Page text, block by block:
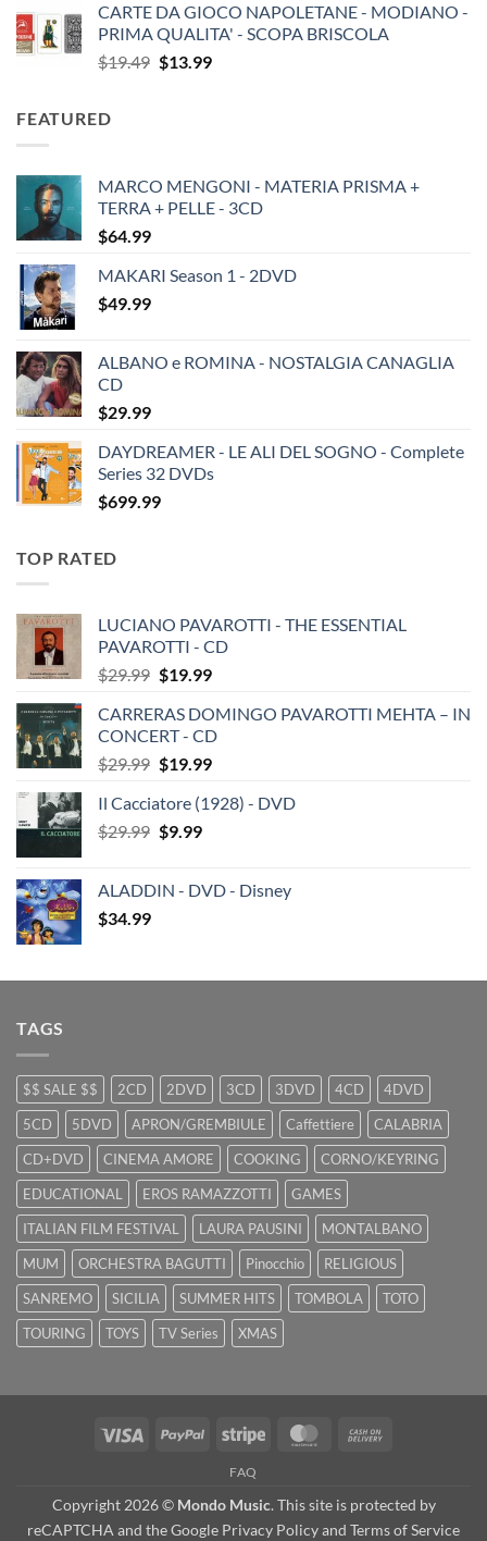
CARTE DA GIOCO NAPOLETANE - MODIANO -
PRIMA QUALITA' - SCOPA BRISCOLA
$19.49 Original
$13.99Current
FEATURED
MARCO MENGONI - MATERIA PRISMA +
TERRA + PELLE - 3CD
$64.99
MAKARI Season 1 - 2DVD
$49.99
ALBANO e ROMINA - NOSTALGIA CANAGLIA
CD
$29.99
DAYDREAMER - LE ALI DEL SOGNO - Complete
Series 32 DVDs
$699.99
TOP RATED
LUCIANO PAVAROTTI - THE ESSENTIAL
PAVAROTTI - CD
$29.99 Original
was:
$29.99.
$19.99Current
is:
$19.99.
CARRERAS DOMINGO PAVAROTTI MEHTA – IN
CONCERT - CD
$29.99 Original
was:
$29.99.
$19.99Current
is:
Il Cacciatore (1928) - DVD
$29.99 Original
$29.99.
$9.99Current
$9.99.
ALADDIN - DVD - Disney
$34.99
TAGS
$$ SALE $$ 2CD 2DVD 3CD 3DVD 4CD
4DVD
5CD
5DVD APRON/GREMBIULE Caffettiere
CALABRIA
CD+DVD
CINEMA AMORE COOKING
CORNO/KEYRING
EDUCATIONAL
EROS RAMAZZOTTI
GAMES
ITALIAN FILM FESTIVAL
LAURA PAUSINI
MONTALBANO
MUM
ORCHESTRA BAGUTTI Pinocchio
RELIGIOUS
SANREMO
SICILIA SUMMER HITS TOMBOLA
TOTO
TOURING
TOYS TV Series XMAS
Visa PayPal Stripe MasterCard
FAQ
Copyright 2026 © Mondo Music. This site is protected by
reCAPTCHA and the Google Privacy Policyand Terms of Service